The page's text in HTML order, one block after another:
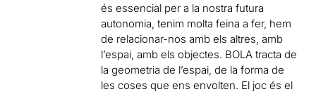
és essencial per a la nostra futura
autonomia, tenim molta feina a fer, hem
de relacionar-nos amb els altres, amb
l’espai, amb els objectes. BOLA tracta de
la geometria de l’espai, de la forma de
les coses que ens envolten. El joc és el